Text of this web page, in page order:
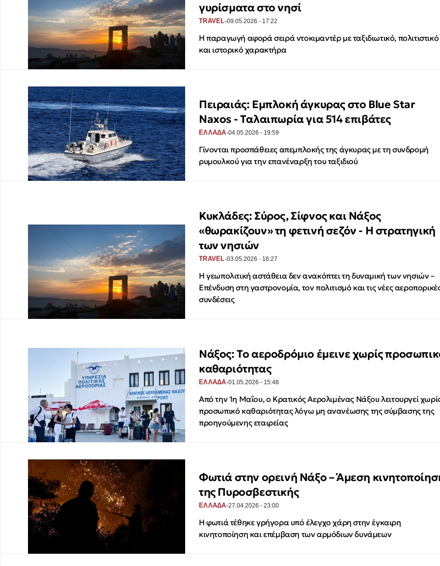
γυρίσματα στο νησί
TRAVEL·09.05.2026 - 17:22
Η παραγωγή αφορά σειρά ντοκιμαντέρ με ταξιδιωτικό, πολιτιστικό
και ιστορικό χαρακτήρα
Πειραιάς: Εμπλοκή άγκυρας στο Blue Star
Naxos - Tαλαιπωρία για 514 επιβάτες
ΕΛΛΑΔΑ·04.05.2026 - 19:59
Γίνονται προσπάθειες απεμπλοκής της άγκυρας με τη συνδρομή
ρυμουλκού για την επανέναρξη του ταξιδιού
Κυκλάδες: Σύρος, Σίφνος και Νάξος
«θωρακίζουν» τη φετινή σεζόν - Η στρατηγική
των νησιών
TRAVEL·03.05.2026 - 16:27
Η γεωπολιτική αστάθεια δεν ανακόπτει τη δυναμική των νησιών –
Επένδυση στη γαστρονομία, τον πολιτισμό και τις νέες
συνδέσεις
Νάξος: Το αεροδρόμιο έμεινε χωρίς
καθαριότητας
ΕΛΛΑΔΑ·01.05.2026 - 15:48
Από την 1η Μαΐου, ο Κρατικός Αερολιμένας Νάξου λειτουργεί
προσωπικό καθαριότητας λόγω μη ανανέωσης της σύμβασης της
προηγούμενης εταιρείας
Φωτιά στην oρεινή Νάξο – Άμεση
της Πυροσβεστικής
ΕΛΛΑΔΑ·27.04.2026 - 23:00
Η φωτιά τέθηκε γρήγορα υπό έλεγχο χάρη στην έγκαιρη
κινητοποίηση και επέμβαση των αρμόδιων δυνάμεων